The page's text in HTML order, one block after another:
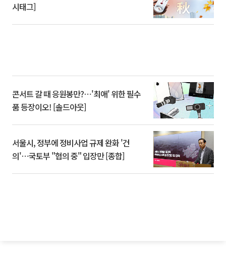
시태그]
콘서트 갈 때 응원봉만?⋯'최애' 위한 필수
품 등장이오! [솔드아웃]
서울시, 정부에 정비사업 규제 완화 '건
의'⋯국토부 "협의 중" 입장만 [종합]